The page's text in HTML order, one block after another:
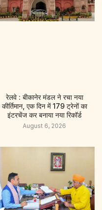
रेलवे : बीकानेर मंडल ने रचा नया
कीर्तिमान, एक दिन में 179 ट्रेनों का
इंटरचेंज कर बनाया नया रिकॉर्ड
August 6, 2026